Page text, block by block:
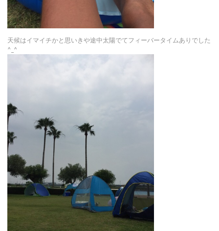
天候はイマイチかと思いきや途中太陽でてフィーバータイムありでした
^_^